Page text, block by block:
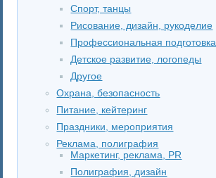
Спорт, танцы
Рисование, дизайн, рукоделие
Профессиональная подготовка
Детское развитие, логопеды
Другое
Охрана, безопасность
Питание, кейтеринг
Праздники, мероприятия
Реклама, полиграфия
Маркетинг, реклама, PR
Полиграфия, дизайн